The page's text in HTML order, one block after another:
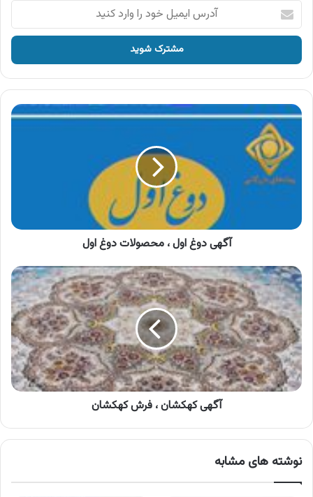
آدرس
ایمیل
خود
وارد
کنید
آگهی
دوغ
اول
محصولات
دوغ
آگهی دوغ اول ، محصولات دوغ اول
آگهی
کهکشان
،
فرش
کهکشان
آگهی کهکشان ، فرش کهکشان
نوشته های مشابه